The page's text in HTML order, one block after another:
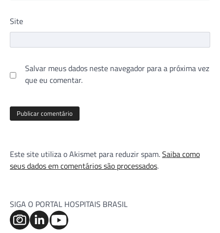
Site
Salvar meus dados neste navegador para a próxima vez
que eu comentar.
Este site utiliza o Akismet para reduzir spam.Saiba como
seus dados em comentários são processados.
SIGA O PORTAL HOSPITAIS BRASIL